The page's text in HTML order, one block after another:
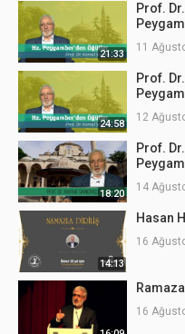
21:33
Prof.
11
24:58
Prof.
12
18:20
Prof.
14
14:13
Hasan
16
16